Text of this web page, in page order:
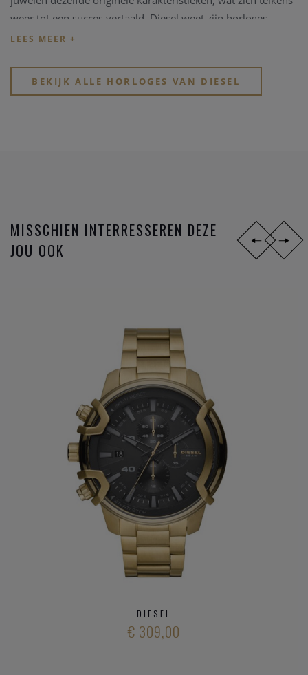
weer tot een succes vertaald. Diesel weet zijn horloges
telkens zo te vernieuwen, dat elke jonge man of vrouw zich
collectie. Elk model bezit zijn identiteit, zodat elk Diesel
horloge een originaliteit uitademt.
BEKIJK ALLE HORLOGES VAN DIESEL
MISSCHIEN INTERRESSEREN DEZE
JOU OOK
DIESEL
€ 309,00